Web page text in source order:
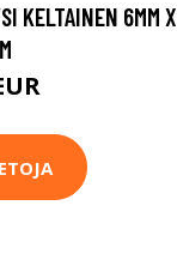
KELTAINEN 6MM X